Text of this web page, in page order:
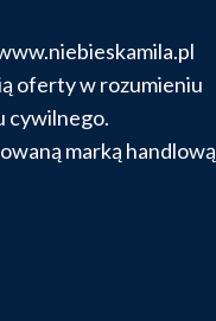
oferty w rozumieniu
cywilnego.
marką